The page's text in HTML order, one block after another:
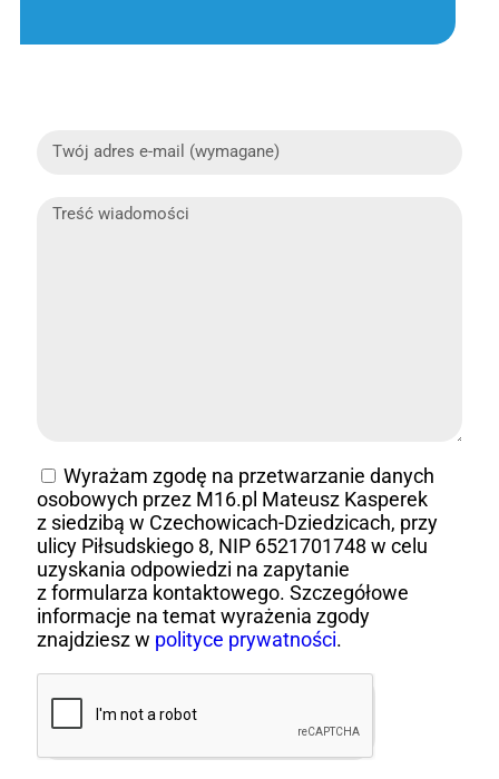
Wyrażam zgodę na przetwarzanie danych
osobowych przez M16.pl Mateusz Kasperek
z siedzibą w Czechowicach-Dziedzicach, przy
ulicy Piłsudskiego 8, NIP 6521701748 w celu
uzyskania odpowiedzi na zapytanie
z formularza kontaktowego. Szczegółowe
informacje na temat wyrażenia zgody
znajdziesz w polityce prywatności.